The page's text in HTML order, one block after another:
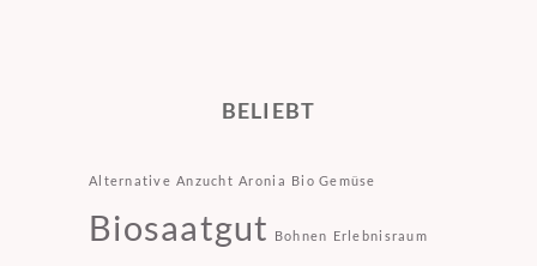
BELIEBT
Alternative Anzucht Aronia Bio Gemüse
Biosaatgut Bohnen Erlebnisraum